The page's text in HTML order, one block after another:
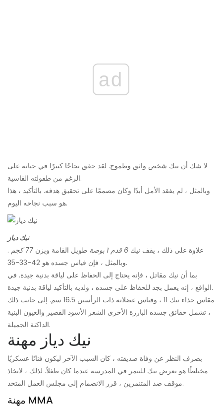
ad
لا شك أن نيك شخص واثق وطموح. لقد حقق نجاحًا كبيرًا في حياته على
الرغم من طفولته القاسية.
وبالمثل ، لم يفقد الأمل أبدًا وكان مصممًا على تحقيق هدفه. بالتأكيد ، هذا
هو سبب نجاحه اليوم.
نيك دياز
علاوة على ذلك ، يقف نيك 6 قدم 1 بوصة طويل القامة ويزن 77 كجم
.
وبالمثل ، فإن قياس جسده هو 42-33-35.
بما أن نيك مقاتل ، فإنه يحتاج إلى الحفاظ على لياقة بدنية جيدة. في
الواقع ، إنه يعمل بجد للحفاظ على جسده ، ولديه بالتأكيد لياقة بدنية جيدة.
مقاس حذاء نيك 11 ، وقياس عضلاته ذات الرأسين 16.5 سم. إلى جانب ذلك
، تشمل حقائق جسده البارزة الأخرى الشعر الأسود القصير والعيون البنية
الداكنة الجميلة.
نيك دياز مهنة
بصرف النظر عن وفاة صديقته ، كان السبب الآخر ليكون فنانًا عسكريًا
مختلطًا هو تعرض نيك للتنمر في المدرسة عندما كان طفلاً. لذلك ، لاتخاذ
موقف ضد المتنمرين ، قرر الانضمام إلى مجلس العمل المتحد.
مهنة MMA